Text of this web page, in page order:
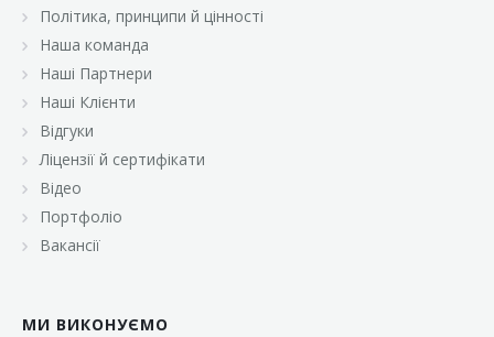
Політика, принципи й цінності
Наша команда
Наші Партнери
Наші Клієнти
Відгуки
Ліцензії й сертифікати
Відео
Портфоліо
Вакансії
МИ ВИКОНУЄМО